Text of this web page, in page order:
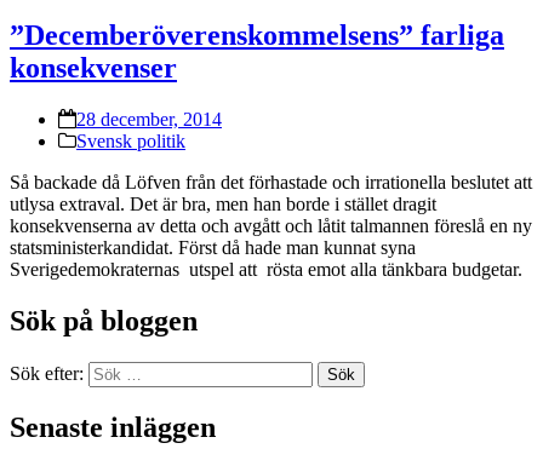
”Decemberöverenskommelsens” farliga
konsekvenser
28 december, 2014
Svensk politik
Så backade då Löfven från det förhastade och irrationella beslutet att
utlysa extraval. Det är bra, men han borde i stället dragit
konsekvenserna av detta och avgått och låtit talmannen föreslå en ny
statsministerkandidat. Först då hade man kunnat syna
Sverigedemokraternas utspel att rösta emot alla tänkbara budgetar.
Sök på bloggen
Sök efter: Sök
Senaste inläggen